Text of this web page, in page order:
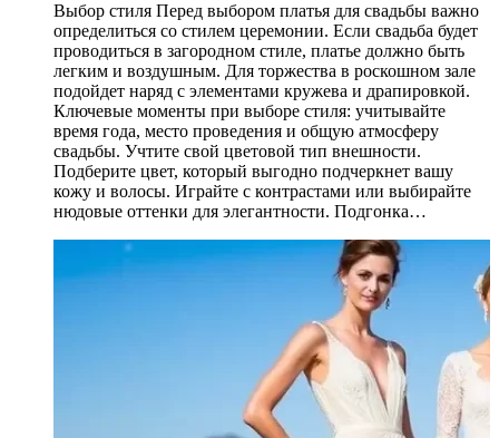
Выбор стиля Перед выбором платья для свадьбы важно
определиться со стилем церемонии. Если свадьба будет
проводиться в загородном стиле, платье должно быть
легким и воздушным. Для торжества в роскошном зале
подойдет наряд с элементами кружева и драпировкой.
Ключевые моменты при выборе стиля: учитывайте
время года, место проведения и общую атмосферу
свадьбы. Учтите свой цветовой тип внешности.
Подберите цвет, который выгодно подчеркнет вашу
кожу и волосы. Играйте с контрастами или выбирайте
нюдовые оттенки для элегантности. Подгонка…